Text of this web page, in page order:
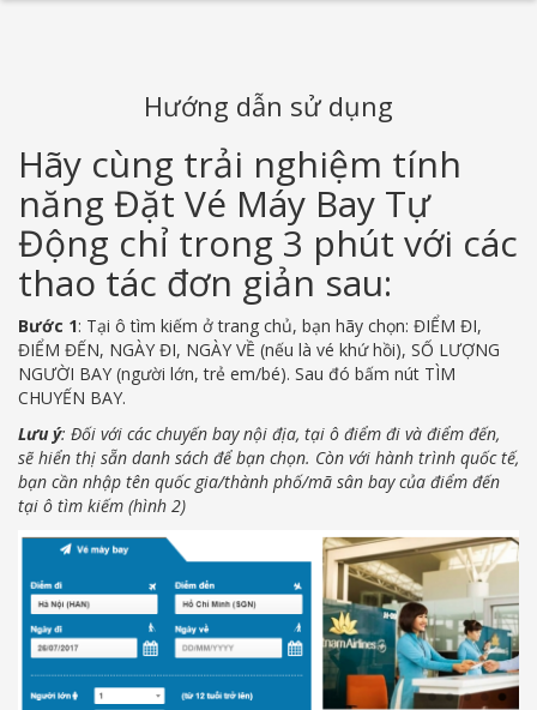
Hướng dẫn sử dụng
Hãy cùng trải nghiệm tính
năng Đặt Vé Máy Bay Tự
Động chỉ trong 3 phút với các
thao tác đơn giản sau:
Bước 1: Tại ô tìm kiếm ở trang chủ, bạn hãy chọn: ĐIỂM ĐI,
ĐIỂM ĐẾN, NGÀY ĐI, NGÀY VỀ (nếu là vé khứ hồi), SỐ LƯỢNG
NGƯỜI BAY (người lớn, trẻ em/bé). Sau đó bấm nút TÌM
CHUYẾN BAY.
Lưu ý: Đối với các chuyến bay nội địa, tại ô điểm đi và điểm đến,
sẽ hiển thị sẵn danh sách để bạn chọn. Còn với hành trình quốc tế,
bạn cần nhập tên quốc gia/thành phố/mã sân bay của điểm đến
tại ô tìm kiếm (hình 2)